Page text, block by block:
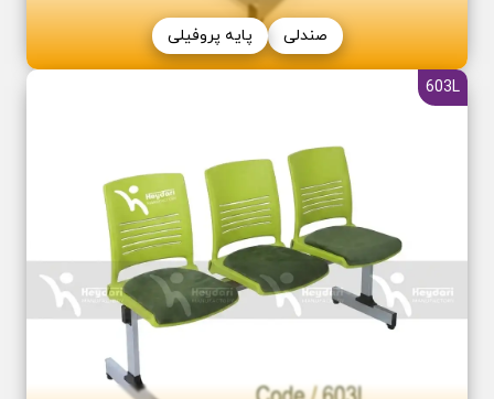
صندلی پایه پروفیلی
603L